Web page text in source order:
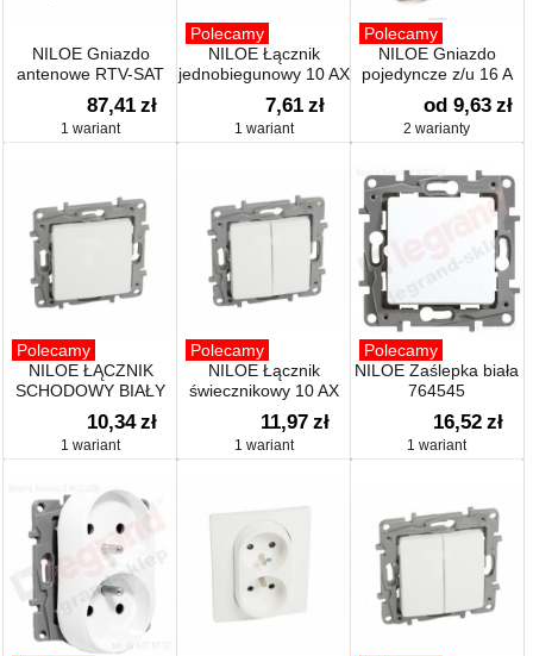
NILOE Gniazdo
antenowe RTV-SAT
zakończeniowe 10 dB
87,41 zł
1 wariant
Polecamy
NILOE Łącznik
jednobiegunowy 10 AX
biały 764500
7,61 zł
1 wariant
Polecamy
NILOE Gniazdo
pojedyncze z/u 16 A
250 V białe 764540
od 9,63 zł
2 warianty
Polecamy
NILOE ŁĄCZNIK
SCHODOWY BIAŁY
(664520)
10,34 zł
1 wariant
Polecamy
NILOE Łącznik
świecznikowy 10 AX
biały 764505
11,97 zł
1 wariant
Polecamy
NILOE Zaślepka biała
764545
16,52 zł
1 wariant